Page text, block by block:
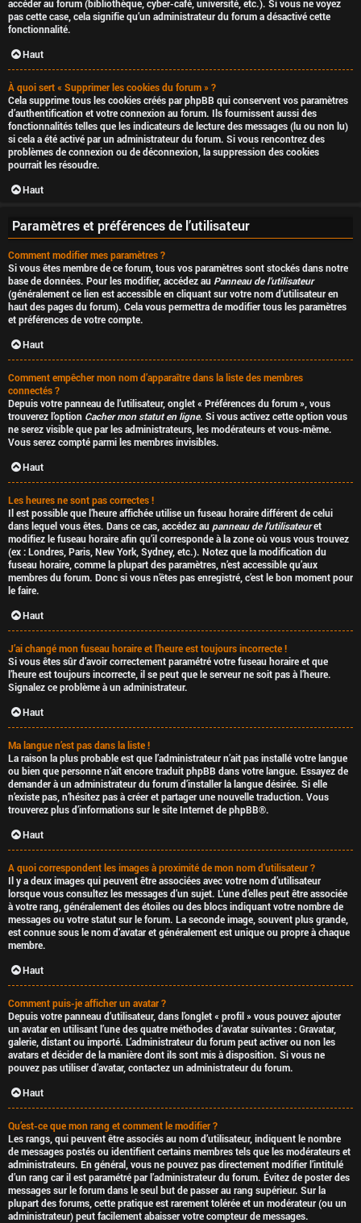
accéder au forum (bibliothèque, cyber-café, université, etc.). Si vous ne voyez
pas cette case, cela signifie qu’un administrateur du forum a désactivé cette
fonctionnalité.
Haut
À quoi sert « Supprimer les cookies du forum » ?
Cela supprime tous les cookies créés par phpBB qui conservent vos paramètres
d’authentification et votre connexion au forum. Ils fournissent aussi des
fonctionnalités telles que les indicateurs de lecture des messages (lu ou non lu)
si cela a été activé par un administrateur du forum. Si vous rencontrez des
problèmes de connexion ou de déconnexion, la suppression des cookies
pourrait les résoudre.
Haut
Paramètres et préférences de l’utilisateur
Comment modifier mes paramètres ?
Si vous êtes membre de ce forum, tous vos paramètres sont stockés dans notre
base de données. Pour les modifier, accédez au Panneau de l’utilisateur
(généralement ce lien est accessible en cliquant sur votre nom d’utilisateur en
haut des pages du forum). Cela vous permettra de modifier tous les paramètres
et préférences de votre compte.
Haut
Comment empêcher mon nom d’apparaître dans la liste des membres
connectés ?
Depuis votre panneau de l’utilisateur, onglet « Préférences du forum », vous
trouverez l’option Cacher mon statut en ligne. Si vous activez cette option vous
ne serez visible que par les administrateurs, les modérateurs et vous-même.
Vous serez compté parmi les membres invisibles.
Haut
Les heures ne sont pas correctes !
Il est possible que l’heure affichée utilise un fuseau horaire différent de celui
dans lequel vous êtes. Dans ce cas, accédez au panneau de l’utilisateuret
modifiez le fuseau horaire afin qu’il corresponde à la zone où vous vous trouvez
(ex : Londres, Paris, New York, Sydney, etc.). Notez que la modification du
fuseau horaire, comme la plupart des paramètres, n’est accessible qu’aux
membres du forum. Donc si vous n’êtes pas enregistré, c’est le bon moment pour
le faire.
Haut
J’ai changé mon fuseau horaire et l’heure est toujours incorrecte !
Si vous êtes sûr d’avoir correctement paramétré votre fuseau horaire et que
l’heure est toujours incorrecte, il se peut que le serveur ne soit pas à l’heure.
Signalez ce problème à un administrateur.
Haut
Ma langue n’est pas dans la liste !
La raison la plus probable est que l’administrateur n’ait pas installé votre langue
ou bien que personne n’ait encore traduit phpBB dans votre langue. Essayez de
demander à un administrateur du forum d’installer la langue désirée. Si elle
n’existe pas, n’hésitez pas à créer et partager une nouvelle traduction. Vous
trouverez plus d’informations sur le site Internet dephpBB®.
Haut
A quoi correspondent les images à proximité de mon nom d’utilisateur ?
Il y a deux images qui peuvent être associées avec votre nom d’utilisateur
lorsque vous consultez les messages d’un sujet. L’une d’elles peut être associée
à votre rang, généralement des étoiles ou des blocs indiquant votre nombre de
messages ou votre statut sur le forum. La seconde image, souvent plus grande,
est connue sous le nom d’avatar et généralement est unique ou propre à chaque
membre.
Haut
Comment puis-je afficher un avatar ?
Depuis votre panneau d’utilisateur, dans l’onglet « profil » vous pouvez ajouter
un avatar en utilisant l’une des quatre méthodes d’avatar suivantes : Gravatar,
galerie, distant ou importé. L’administrateur du forum peut activer ou non les
avatars et décider de la manière dont ils sont mis à disposition. Si vous ne
pouvez pas utiliser d’avatar, contactez un administrateur du forum.
Haut
Qu’est-ce que mon rang et comment le modifier ?
Les rangs, qui peuvent être associés au nom d’utilisateur, indiquent le nombre
de messages postés ou identifient certains membres tels que les modérateurs et
administrateurs. En général, vous ne pouvez pas directement modifier l’intitulé
d’un rang car il est paramétré par l’administrateur du forum. Évitez de poster des
messages sur le forum dans le seul but de passer au rang supérieur. Sur la
plupart des forums, cette pratique est rarement tolérée et un modérateur (ou un
administrateur) peut facilement abaisser votre compteur de messages.